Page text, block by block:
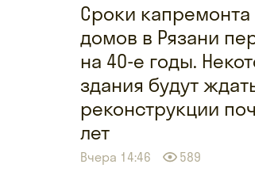
Сроки капремонта
домов в Рязани
на 40-е годы.
здания будут
реконструкции
лет
Вчера 14:46 589